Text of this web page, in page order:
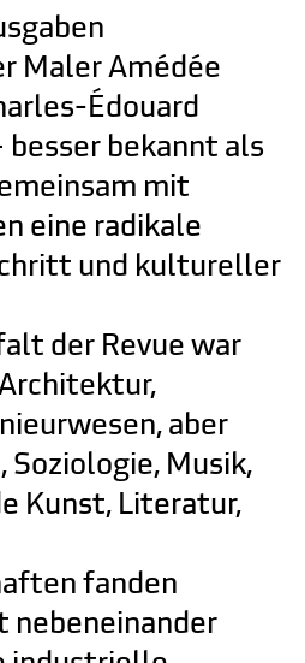
Maler Amédée
Édouard
besser bekannt als
mit
eine radikale
und kultureller
der Revue war
aber
Musik,
Kunst, Literatur,
fanden